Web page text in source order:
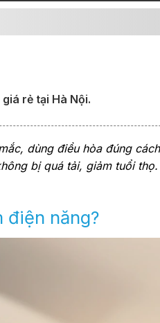
rẻ tại Hà Nội.
dùng điều hòa đúng
bị quá tải, giảm tuổi
điện năng?